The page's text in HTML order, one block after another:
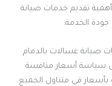
أهمية تقديم خدمات صيانة
الخدمة.
صيانة غسالات بالدمام
سياسة أسعار منافسة
بأسعار في متناول الجميع.